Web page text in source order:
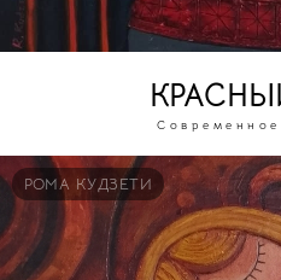
Современное
РОМА КУДЗЕТИ